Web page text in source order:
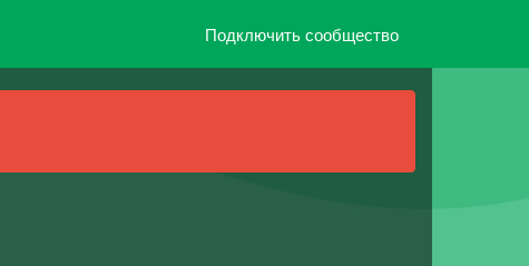
Подключить сообщество